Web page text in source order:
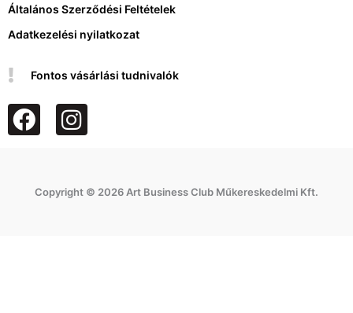
Általános Szerződési Feltételek
Adatkezelési nyilatkozat
Fontos vásárlási tudnivalók
F
a
e
b
I
n
t
a
Copyright © 2026 Art Business Club Műkereskedelmi Kft.